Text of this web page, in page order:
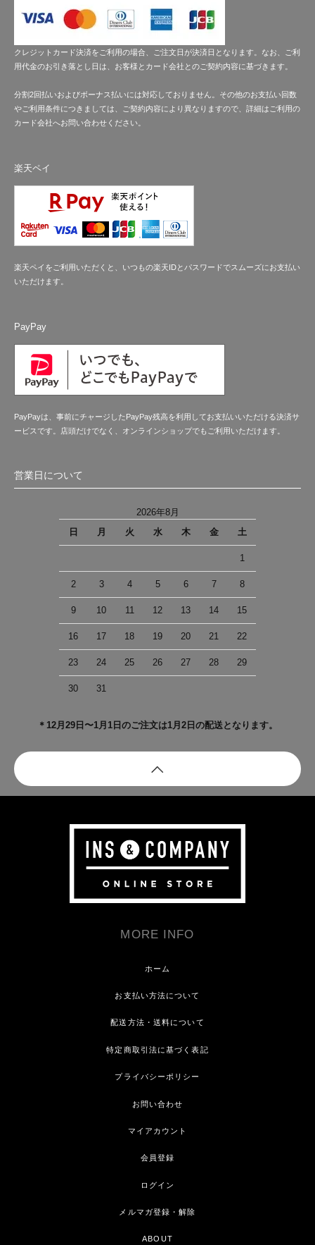
クレジットカード決済をご利用の場合、ご注文日が決済日となります。なお、ご利
用代金のお引き落とし日は、お客様とカード会社とのご契約内容に基づきます。
分割2回払いおよびボーナス払いには対応しておりません。その他のお支払い回数
やご利用条件につきましては、ご契約内容により異なりますので、詳細はご利用の
カード会社へお問い合わせください。
楽天ペイ
楽天ペイをご利用いただくと、いつもの楽天IDとパスワードでスムーズにお支払い
いただけます。
PayPay
PayPayは、事前にチャージしたPayPay残高を利用してお支払いいただける決済サ
ービスです。店頭だけでなく、オンラインショップでもご利用いただけます。
営業日について
2026年8月
日
月 火 水 木 金 土
1
2 3 4 5 6 7 8
9 10 11 12 13 14 15
16 17 18 19 20 21 22
23 24 25 26 27 28 29
30 31
＊12月29日〜1月1日のご注文は1月2日の配送となります。
MORE INFO
ホーム
お支払い方法について
配送方法・送料について
特定商取引法に基づく表記
プライバシーポリシー
お問い合わせ
マイアカウント
会員登録
ログイン
メルマガ登録・解除
ABOUT